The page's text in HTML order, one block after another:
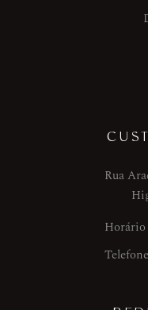
Rua
Horário